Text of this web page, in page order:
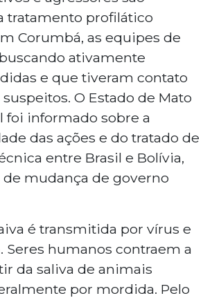
tratamento profilático
Corumbá, as equipes de
ativamente
e que tiveram contato
O Estado de Mato
foi informado sobre a
das ações e do tratado de
entre Brasil e Bolívia,
mudança de governo
é transmitida por vírus e
Seres humanos contraem a
da saliva de animais
por mordida. Pelo